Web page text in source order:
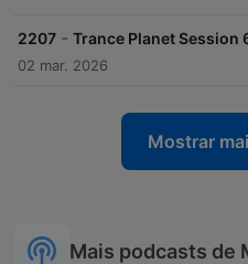
2207 - Trance Planet Session
02 mar. 2026
Mostrar
Mais podcasts de